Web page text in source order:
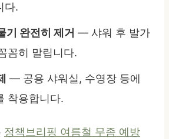
다.
기 완전히 제거 — 샤워 후 발가
꼼히 말립니다.
— 공용 샤워실, 수영장 등에
착용합니다.
정책브리핑 여름철 무좀 예방